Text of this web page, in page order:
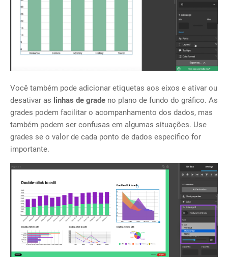
Você também pode adicionar etiquetas aos eixos e ativar ou
desativar as linhas de grade no plano de fundo do gráfico. As
grades podem facilitar o acompanhamento dos dados, mas
também podem ser confusas em algumas situações. Use
grades se o valor de cada ponto de dados específico for
importante.